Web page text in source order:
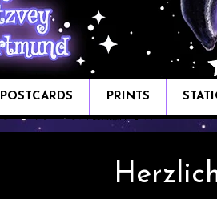
POSTCARDS PRINTS